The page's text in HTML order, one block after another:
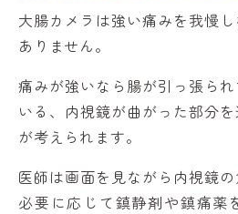
大腸カメラは強い痛みを我慢
ありません。
痛みが強いなら腸が引っ張ら
いる、内視鏡が曲がった部分
が考えられます。
医師は画面を見ながら内視鏡の
必要に応じて鎮静剤や鎮痛薬